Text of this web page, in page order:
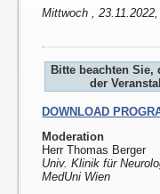
Mittwoch ,
Bitte beachten
der
DOWNLOAD
Moderation
Herr Thomas Berger
Univ. Klinik für
MedUni Wien